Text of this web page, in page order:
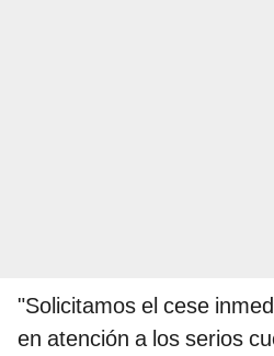
"Solicitamos el cese
en atención a los serios